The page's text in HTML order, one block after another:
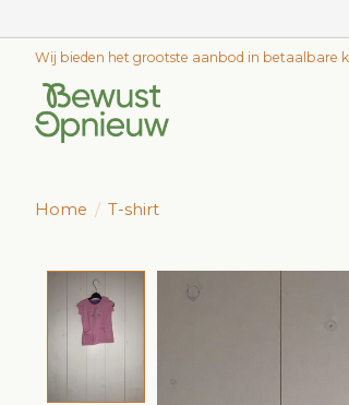
Wij bieden het grootste aanbod in betaalbare
Home / T-shirt